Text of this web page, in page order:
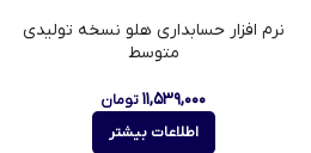
نرم افزار حسابداری هلو نسخه تولیدی
متوسط
۱۱,۵۳۹,۰۰۰تومان
اطلاعات بیشتر